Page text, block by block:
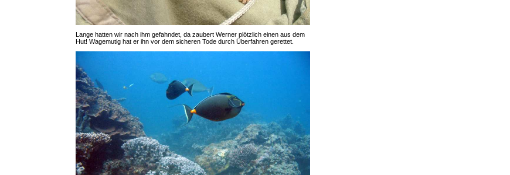
Lange hatten wir nach ihm gefahndet, da zaubert Werner plötzlich einen aus dem
Hut! Wagemutig hat er ihn vor dem sicheren Tode durch Überfahren gerettet.